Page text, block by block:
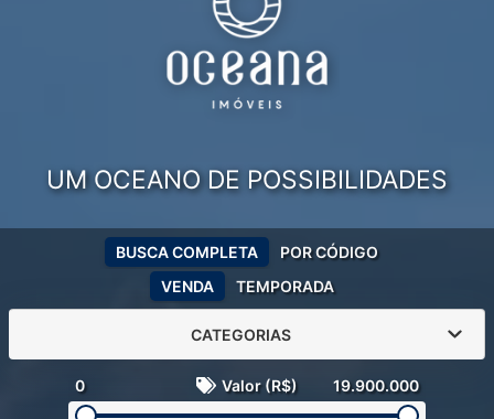
UM OCEANO DE POSSIBILIDADES
VENDA TEMPORADA
BUSCA COMPLETA POR CÓDIGO
CATEGORIAS
0 Valor (R$) 19.900.000